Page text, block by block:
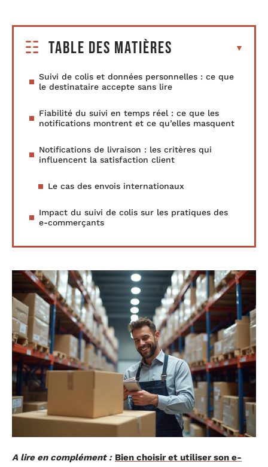
Table des matières
Suivi de colis et données personnelles : ce que
le destinataire accepte sans lire
Fiabilité du suivi en temps réel : ce que les
notifications montrent et ce qu’elles masquent
Notifications de livraison : les critères qui
influencent la satisfaction client
Le cas des envois internationaux
Impact du suivi de colis sur les pratiques des
e-commerçants
A lire en complément : Bien choisir et utiliser son e-